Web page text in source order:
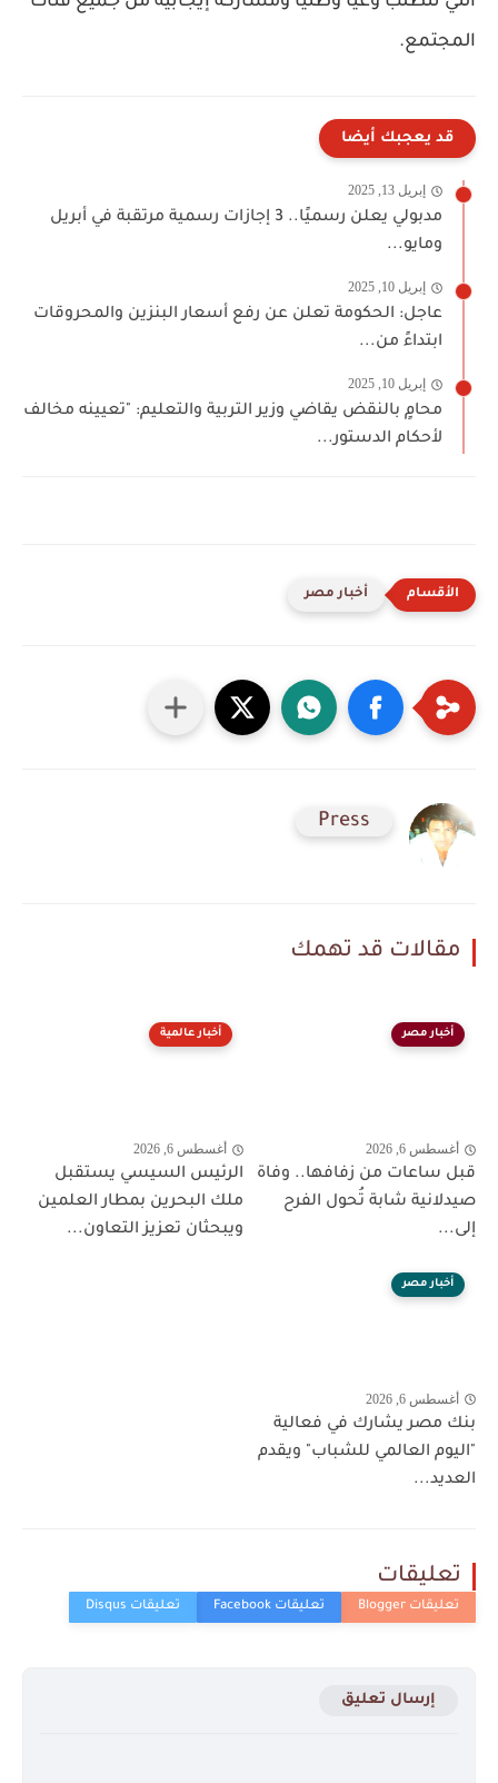
المجتمع.
قد يعجبك أيضا
إبريل 13, 2025
مدبولي يعلن رسميًا.. 3 إجازات رسمية مرتقبة في أبريل
ومايو...
إبريل 10, 2025
عاجل: الحكومة تعلن عن رفع أسعار البنزين والمحروقات
ابتداءً من...
إبريل 10, 2025
محامٍ بالنقض يقاضي وزير التربية والتعليم: "تعيينه مخالف
لأحكام الدستور...
أخبار مصر
Press
مقالات قد تهمك
أخبار مصر
أغسطس 6, 2026
قبل ساعات من زفافها.. وفاة
صيدلانية شابة تُحول الفرح
إلى...
أخبار عالمية
أغسطس 6, 2026
الرئيس السيسي يستقبل
ملك البحرين بمطار العلمين
ويبحثان تعزيز التعاون...
أخبار مصر
أغسطس 6, 2026
بنك مصر يشارك في فعالية
"اليوم العالمي للشباب" ويقدم
العديد...
تعليقات
إرسال تعليق